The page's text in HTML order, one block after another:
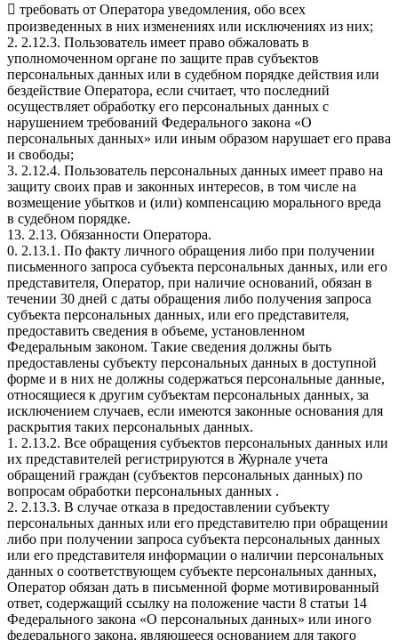
 требовать от Оператора уведомления, обо всех
произведенных в них изменениях или исключениях из них;
2. 2.12.3. Пользователь имеет право обжаловать в
уполномоченном органе по защите прав субъектов
персональных данных или в судебном порядке действия или
бездействие Оператора, если считает, что последний
осуществляет обработку его персональных данных с
нарушением требований Федерального закона «О
персональных данных» или иным образом нарушает его права
и свободы;
3. 2.12.4. Пользователь персональных данных имеет право на
защиту своих прав и законных интересов, в том числе на
возмещение убытков и (или) компенсацию морального вреда
в судебном порядке.
13. 2.13. Обязанности Оператора.
0. 2.13.1. По факту личного обращения либо при получении
письменного запроса субъекта персональных данных, или его
представителя, Оператор, при наличие оснований, обязан в
течении 30 дней с даты обращения либо получения запроса
субъекта персональных данных, или его представителя,
предоставить сведения в объеме, установленном
Федеральным законом. Такие сведения должны быть
предоставлены субъекту персональных данных в доступной
форме и в них не должны содержаться персональные данные,
относящиеся к другим субъектам персональных данных, за
исключением случаев, если имеются законные основания для
раскрытия таких персональных данных.
1. 2.13.2. Все обращения субъектов персональных данных или
их представителей регистрируются в Журнале учета
обращений граждан (субъектов персональных данных) по
вопросам обработки персональных данных .
2. 2.13.3. В случае отказа в предоставлении субъекту
персональных данных или его представителю при обращении
либо при получении запроса субъекта персональных данных
или его представителя информации о наличии персональных
данных о соответствующем субъекте персональных данных,
Оператор обязан дать в письменной форме мотивированный
ответ, содержащий ссылку на положение части 8 статьи 14
Федерального закона «О персональных данных» или иного
федерального закона, являющееся основанием для такого